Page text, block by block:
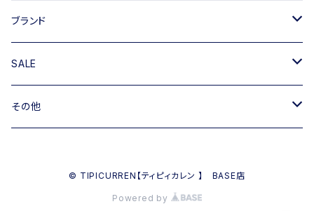
ショルダーバッグ
ハンドバッグ
ミニバッグ・クラッチバッグ
キャンバス
ブランド
TIPICURREN
M rose
SALE
バッグ
その他
© TIPICURREN【ティピィカレン 】 BASE店
Powered by